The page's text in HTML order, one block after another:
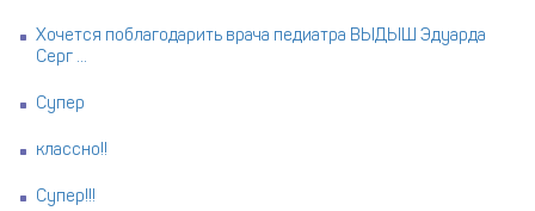
Хочется поблагодарить врача педиатра ВЫДЫШ Эдуарда
Серг ...
Супер
классно!!
Супер!!!